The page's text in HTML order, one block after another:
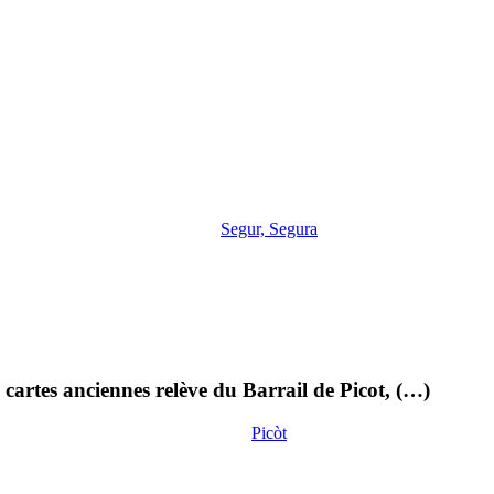
Segur, Segura
anciennes relève du Barrail de Picot, (…)
Picòt